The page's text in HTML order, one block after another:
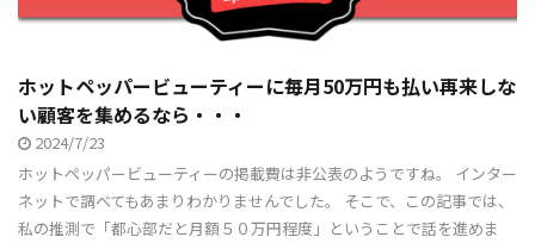
ホットペッパービューティーに毎月50万円も払い再来しな
い顧客を集めるなら・・・
2024/7/23
ホットペッパービューティーの掲載費は非公表のようですね。 インター
ネットで調べてもあまりわかりませんでした。 そこで、この記事では、
私の推測で「都心部だと月額５０万円程度」ということで話を進めま